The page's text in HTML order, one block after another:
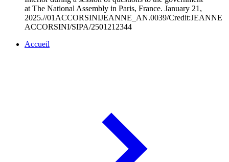
at The National Assembly in Paris, France. January 21,
2025.//01ACCORSINIJEANNE_AN.0039/Credit:JEANNE
ACCORSINI/SIPA/2501212344
Accueil